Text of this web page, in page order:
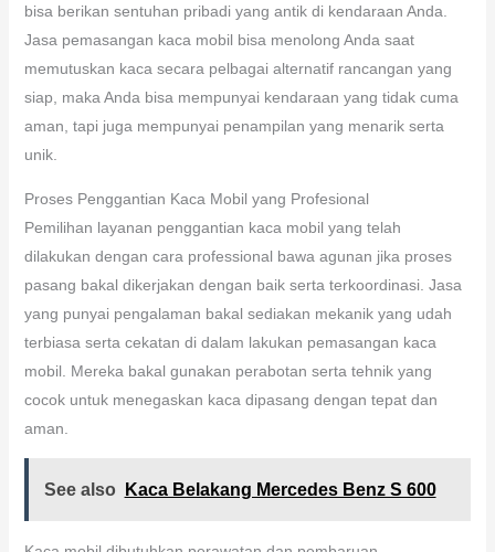
bisa berikan sentuhan pribadi yang antik di kendaraan Anda.
Jasa pemasangan kaca mobil bisa menolong Anda saat
memutuskan kaca secara pelbagai alternatif rancangan yang
siap, maka Anda bisa mempunyai kendaraan yang tidak cuma
aman, tapi juga mempunyai penampilan yang menarik serta
unik.
Proses Penggantian Kaca Mobil yang Profesional
Pemilihan layanan penggantian kaca mobil yang telah
dilakukan dengan cara professional bawa agunan jika proses
pasang bakal dikerjakan dengan baik serta terkoordinasi. Jasa
yang punyai pengalaman bakal sediakan mekanik yang udah
terbiasa serta cekatan di dalam lakukan pemasangan kaca
mobil. Mereka bakal gunakan perabotan serta tehnik yang
cocok untuk menegaskan kaca dipasang dengan tepat dan
aman.
See also Kaca Belakang Mercedes Benz S 600